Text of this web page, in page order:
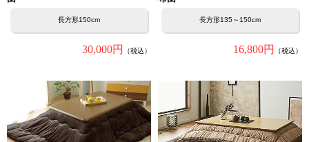
長方形150cm
30,000円 （税込）
長方形135～150cm
16,800円 （税込）